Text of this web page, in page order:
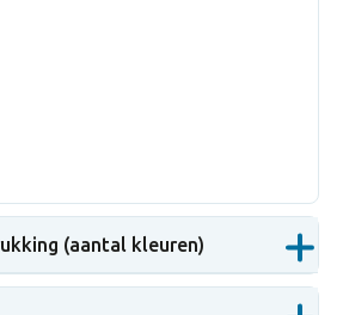
(aantal kleuren)